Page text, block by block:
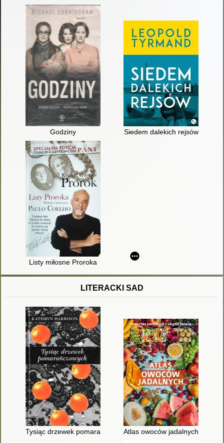
Godziny Siedem dalekich rejsów
Listy miłosne Proroka
LITERACKI SAD
Tysiąc drzewek pomarańczowychAtlas owoców jadalnych :